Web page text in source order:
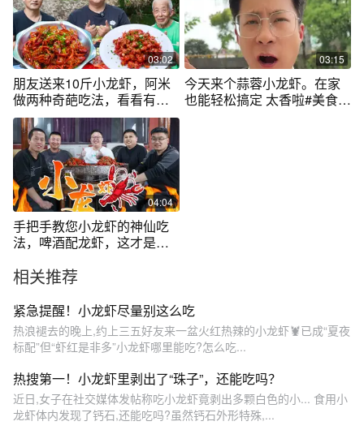
03:02
朋友送来10斤小龙虾，阿米
做两种奇葩吃法，看看有你
喜欢的吗？
03:15
今天来个蒜蓉小龙虾。在家
也能轻松搞定 太香啦#美食教
04:04
手把手教您小龙虾的神仙吃
法，啤酒配龙虾，这才是夏
相关推荐
紧急提醒！小龙虾尽量别这么吃
热浪褪去的晚上,约上三五好友来一盆火红热辣的小龙虾🦞已成“夏夜
标配”但“虾红是非多”小龙虾哪里能吃?怎么吃...
热搜第一！小龙虾里剥出了“珠子”，还能吃吗？
近日,女子在社交媒体发帖称吃小龙虾竟剥出多颗白色的小... 食用小
龙虾体内发现了钙石,还能吃吗?虽然钙石外形特殊,...